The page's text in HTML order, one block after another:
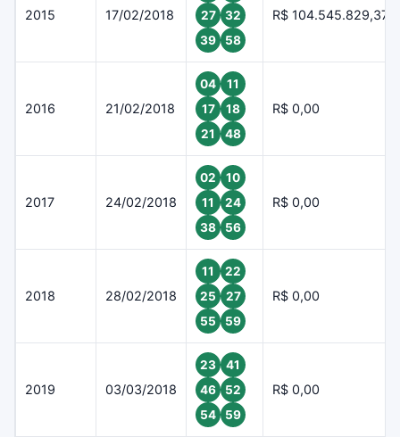
2015 17/02/2018
27
32
39
58
R$ 104.545.829,37
2016 21/02/2018
04
11
17
18
21
48
R$ 0,00
2017 24/02/2018
02
10
11
24
38
56
R$ 0,00
2018 28/02/2018
11
22
25
27
55
59
R$ 0,00
2019 03/03/2018
23
41
46
52
54
59
R$ 0,00